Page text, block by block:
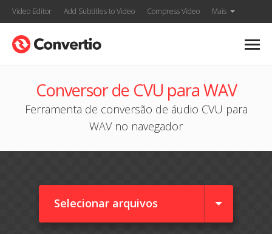
Video Editor Add Subtitles to Video Compress Video Mais
Conversor de CVU para WAV
Ferramenta de conversão de áudio CVU para
WAV no navegador
Selecionar arquivos